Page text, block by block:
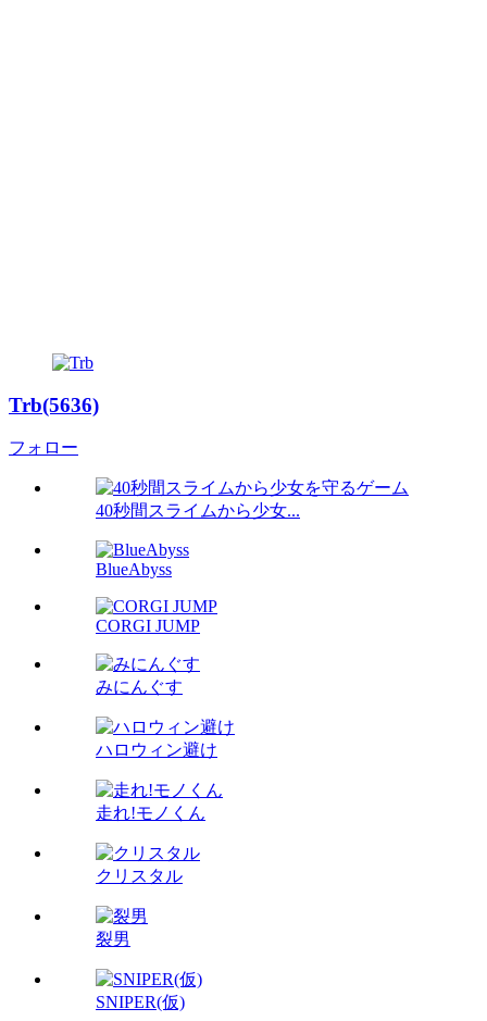
Trb(5636)
フォロー
40秒間スライムから少女...
BlueAbyss
CORGI JUMP
みにんぐす
ハロウィン避け
走れ!モノくん
クリスタル
裂男
SNIPER(仮)